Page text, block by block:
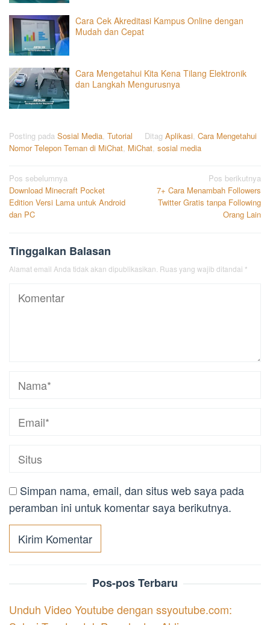
Cara Cek Akreditasi Kampus Online dengan
Mudah dan Cepat
Cara Mengetahui Kita Kena Tilang Elektronik
dan Langkah Mengurusnya
Posting pada Sosial Media Tutorial Ditag Aplikasi Cara Mengetahui
Nomor Telepon Teman di MiChat MiChat sosial media
Navigasi
pos
Pos sebelumnya
Download Minecraft Pocket
Edition Versi Lama untuk Android
dan PC
Pos berikutnya
7+ Cara Menambah Followers
Twitter Gratis tanpa Following
Orang Lain
Tinggalkan Balasan
Alamat email Anda tidak akan dipublikasikan. Ruas yang wajib ditandai *
Simpan nama, email, dan situs web saya pada
peramban ini untuk komentar saya berikutnya.
Pos-pos Terbaru
Unduh Video Youtube dengan ssyoutube.com: